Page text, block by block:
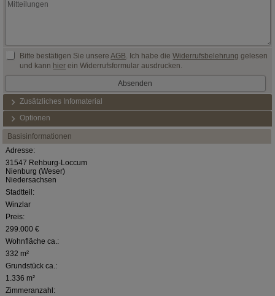
Bitte bestätigen Sie unsereAGB. Ich habe dieWiderrufsbelehrung gelesen
und kann hier ein Widerrufsformular ausdrucken.
Zusätzliches Infomaterial
Optionen
Basisinformationen
Adresse:
31547 Rehburg-Loccum
Nienburg (Weser)
Niedersachsen
Stadtteil:
Winzlar
Preis:
299.000 €
Wohnfläche ca.:
332 m²
Grundstück ca.:
1.336 m²
Zimmeranzahl: